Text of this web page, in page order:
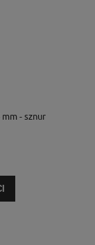
- sznur